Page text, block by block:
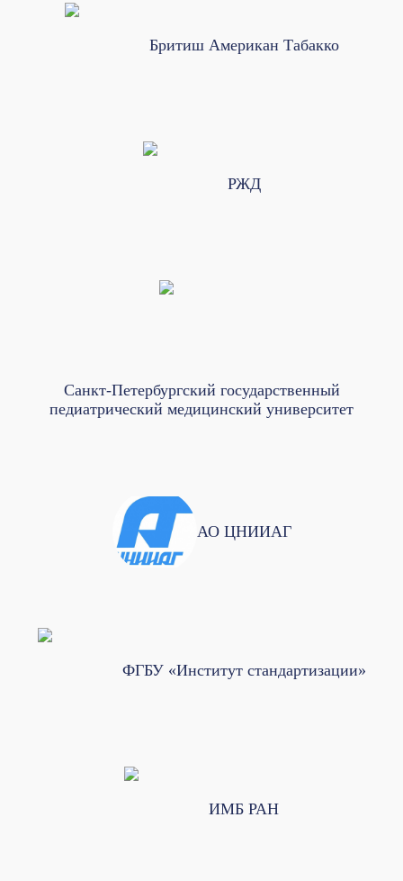
Бритиш Американ Табакко
РЖД
Санкт-Петербургский государственный
педиатрический медицинский университет
АО ЦНИИАГ
ФГБУ «Институт стандартизации»
ИМБ РАН